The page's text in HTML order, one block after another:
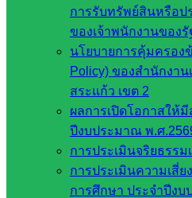
การรับทรัพย์สินหรือป
ของเจ้าพนักงานของรั
นโยบายการคุ้มครอง
Policy) ของสำนักงา
สระแก้ว เขต 2
ผลการเปิดโอกาสให้
ปีงบประมาณ พ.ศ
การประเมินจริยธรร
การประเมินความเสี่
การศึกษา ประจำปีงบ
เว็บไซต์
สพม. ใน
เว็บไซต์